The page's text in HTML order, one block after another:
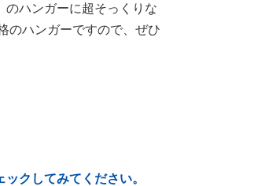
のハンガーに超そっくりな
のハンガーですので、ぜひ
クしてみてください。